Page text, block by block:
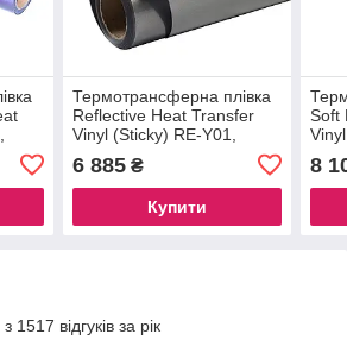
Термотрансферна плівка
Reflective Heat Transfer
Vinyl (Sticky) RE-Y01,
6 885₴
Купити
Soft
8
1517 відгуків за рік